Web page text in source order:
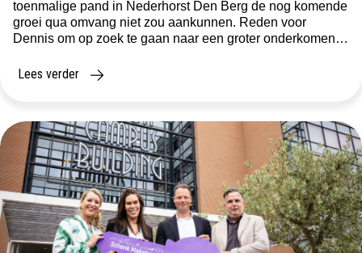
toenmalige pand in Nederhorst Den Berg de nog komende
groei qua omvang niet zou aankunnen. Reden voor
Dennis om op zoek te gaan naar een groter onderkomen
voedingsindustrie. […]
Lees verder